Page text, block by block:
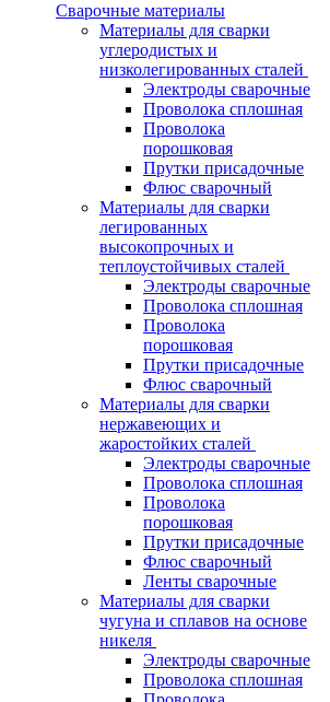
Сварочные материалы
Материалы для сварки
углеродистых и
низколегированных сталей
Электроды сварочные
Проволока сплошная
Проволока
порошковая
Прутки присадочные
Флюс сварочный
Материалы для сварки
легированных
высокопрочных и
теплоустойчивых сталей
Электроды сварочные
Проволока сплошная
Проволока
порошковая
Прутки присадочные
Флюс сварочный
Материалы для сварки
нержавеющих и
жаростойких сталей
Электроды сварочные
Проволока сплошная
Проволока
порошковая
Прутки присадочные
Флюс сварочный
Ленты сварочные
Материалы для сварки
чугуна и сплавов на основе
никеля
Электроды сварочные
Проволока сплошная